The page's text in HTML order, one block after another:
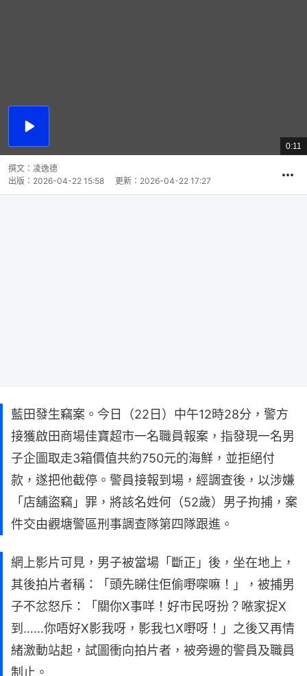
播
總
共
0:11
撰文： 凌逸德
出版： 2026-04-22 15:58 更新： 2026-04-22 17:27
藍田發生竊案。今日（22日）中午12時28分，警方
接獲啟田商場佳寶超市一名職員報案，指發現一名男
子企圖取走3箱價值共約750元的海鮮，並拒絕付
款，遂把他截停。警員接報到場，經調查後，以涉嫌
「店舖盜竊」罪，將該名姓何（52歲）男子拘捕，案
件交由觀塘警區刑事調查隊第四隊跟進。
網上影片可見，男子被當場「斷正」後，坐在地上，
其後拍片者稱：「頭先睇住佢偷嘢㗎嘛！」，被捕男
子不忿怒斥：「關你X事咩！好市民呀扮？𠵱家捉X
到……你唔好X影我呀，影我乜X嘢呀！」之後又再情
緒激動站起，試圖衝向拍片者，被旁邊的警員及職員
制止。